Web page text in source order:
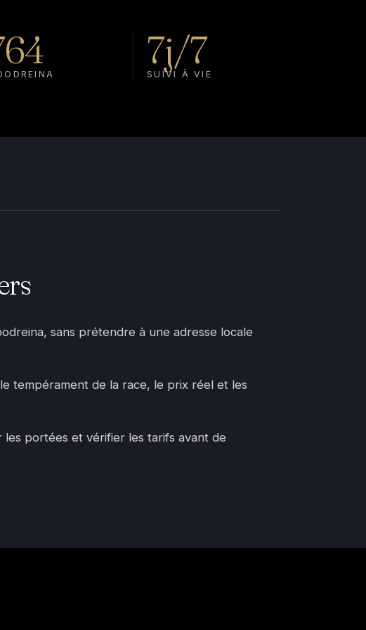
7j/7
SUIVI À VIE
sans prétendre à une adresse locale
tempérament de la race, le prix réel et les
portées et vérifier les tarifs avant de